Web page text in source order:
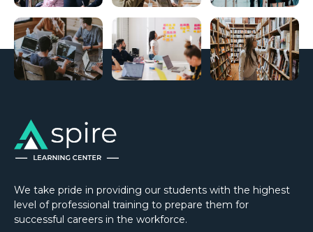
We take pride in providing our students with the highest
level of professional training to prepare them for
successful careers in the workforce.